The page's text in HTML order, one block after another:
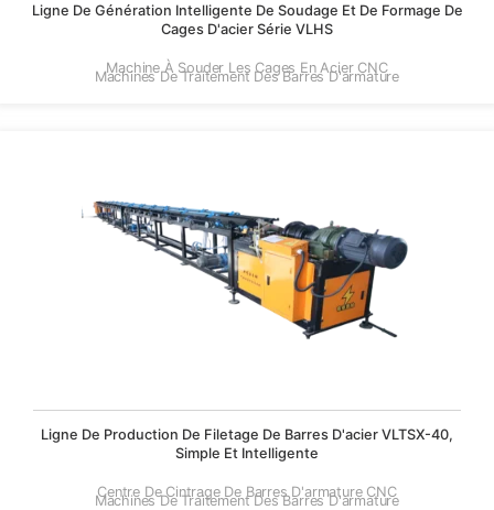
Ligne De Génération Intelligente De Soudage Et De Formage De
Cages D'acier Série VLHS
Machine À Souder Les Cages En Acier CNC
Machines De Traitement Des Barres D'armature
Ligne De Production De Filetage De Barres D'acier VLTSX-40,
Simple Et Intelligente
Centre De Cintrage De Barres D'armature CNC
Machines De Traitement Des Barres D'armature